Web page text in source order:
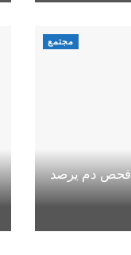
مجتمع
فحص دم يرصد